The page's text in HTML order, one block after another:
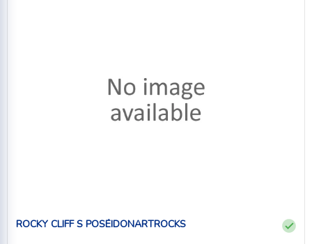
ROCKY CLIFF S POSÉIDONARTROCKS